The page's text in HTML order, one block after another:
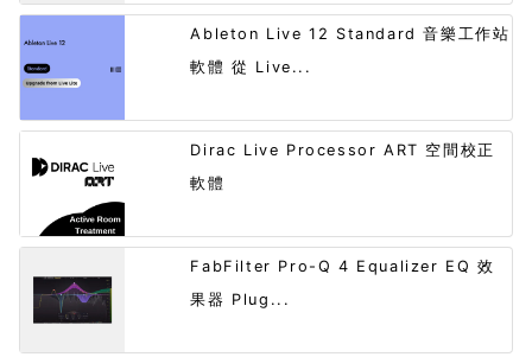
Ableton Live 12 Standard 音樂工作站
軟體 從 Live...
Dirac Live Processor ART 空間校正
軟體
FabFilter Pro-Q 4 Equalizer EQ 效
果器 Plug...